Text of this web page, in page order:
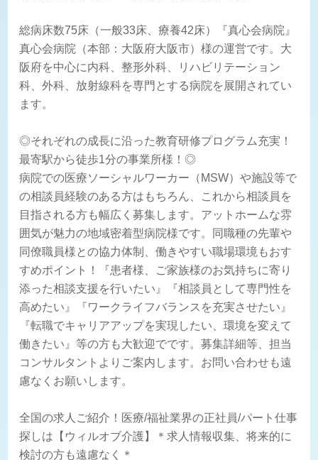
総病床数75床（一般33床、療養42床）『真心会病院』
真心会病院（本部：大阪府大阪市）様の運営です。大
阪府を中心に内科、整形外科、リハビリテーション
科、外科、放射線科を専門とする病院を展開されてい
ます。
◎それぞれの成長に沿った教育研修プログラム充実！
最寄駅から徒歩1分の事業所様！◎
病院での医療ソーシャルワーカー（MSW）や施設等で
の相談員経験のある方はもちろん、これから相談員を
目指される方も幅広く募集します。アットホームな雰
囲気が魅力の地域密着型病院様です。同職種の先輩や
同僚職員様との協力体制、働きやすい職場環境もおす
すめポイント！『患者様、ご家族様のお気持ちに寄り
添った相談支援を行いたい』『相談員として専門性を
高めたい』『ワークライフバランスを充実させたい』
『転職でキャリアアップを実現したい、環境を変えて
働きたい』等の方も大歓迎でです。募集詳細等、担当
コンサルタントよりご案内します。お問い合わせも遠
慮なくお願いします。
全国の求人ご紹介！医療/福祉業界の正社員/パート仕事
探しは【ウィルオブ介護】＊求人情報収集、将来的に
検討の方も遠慮なく＊